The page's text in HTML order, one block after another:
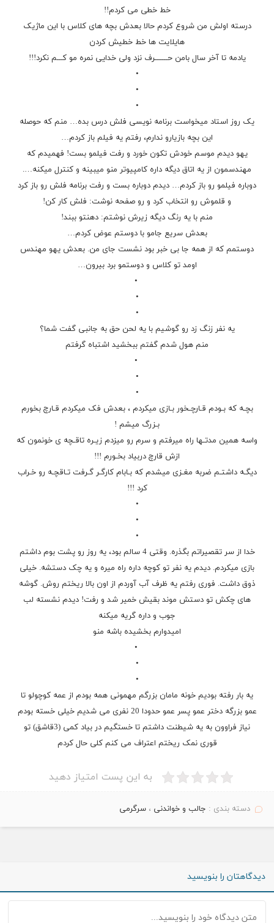
خط خطی می کردم!!
درسته اولش من شروع کردم حالا بعدش بچه های کلاس با این ماژیک
هایلایت ها خط خطیش کردن
یادمه تا آخر سال بامن حـــــــرف نزد ولی خدایی نمره مو کـــم نکرد!!!
•
•
•
یک روز استاد میخواست برنامه نویسی فلش درس بده… منم که حوصله
این بچه بازیارو ندارم، رفتم یه فیلم باز کردم…
یهو دیدم موسم خودش تکون خورد و رفت فیلمو بست! فهمیدم که
مهندسمون از یه اتاق دیگه داره کامپیوتر منو میبینه و کنترل میکنه….
دوباره فیلمو رو باز کردم… دیدم دوباره بست و رفت برنامه فلش رو باز کرد
و قلموش رو انتخاب کرد و رو صفحه نوشت: فلش کار کن!
منم با یه رنگ دیگه زیرش نوشتم: دهنتو ببند!
بعدش سریع جامو با دوستم عوض کردم…
دوستمم که از همه جا بی خبر بود نشست جای من. بعدش یهو مهندس
اومد تو کلاس و دوستمو برد بیرون…
•
•
•
یه نفر زنگ زد رو گوشیم با یه لحن حق به جانبی گفت شما؟
منم هول شدم گفتم ببخشید اشتباه گرفتم
•
•
•
بچـه که بـودم قـارچـخور بـازی میکردم ، بعدش فک میکردم قـارچ بخورم
بـزرگ میشم !
واسه همین مدتـها راه میرفتم و سرم رو میزدم زیـره تاقـچه ی خونمون که
ازش قارچ دربیاد بخـورم !!!
دیگـه داشتـم ضربه مغـزی میشدم که بـابام کارگـر گـرفت تـاقچـه رو خـراب
کرد !!!
•
•
•
خدا از سر تقصیراتم بگذره. وقتی 4 سالم بود، یه روز رو پشت بوم داشتم
بازی میکردم. دیدم یه نفر تو کوچه داره راه میره و یه چک دستشه. خیلی
ذوق داشت. فوری رفتم یه ظرف آب آوردم از اون بالا ریختم روش. گوشه
های چکش تو دستش موند بقیش خمیر شد و رفت! دیدم نشسته لب
جوب و داره گریه میکنه
امیدوارم بخشیده باشه منو
•
•
•
یه بار رفته بودیم خونه مامان بزرگم مهمونی همه بودم از عمه کوچولو تا
عمو بزرگه دختر عمو پسر عمو حدودا 20 نفری می شدیم خیلی خسته بودم
نیاز فراوون به یه شیطنت داشتم تا خستگیم در بیاد کمی (3قاشق) تو
قوری نمک ریختم اعتراف می کنم کلی حال کردم
به این پست امتیاز دهید
دسته بندی : جالب و خواندنی ،سرگرمی
دیدگاهتان را بنویسید